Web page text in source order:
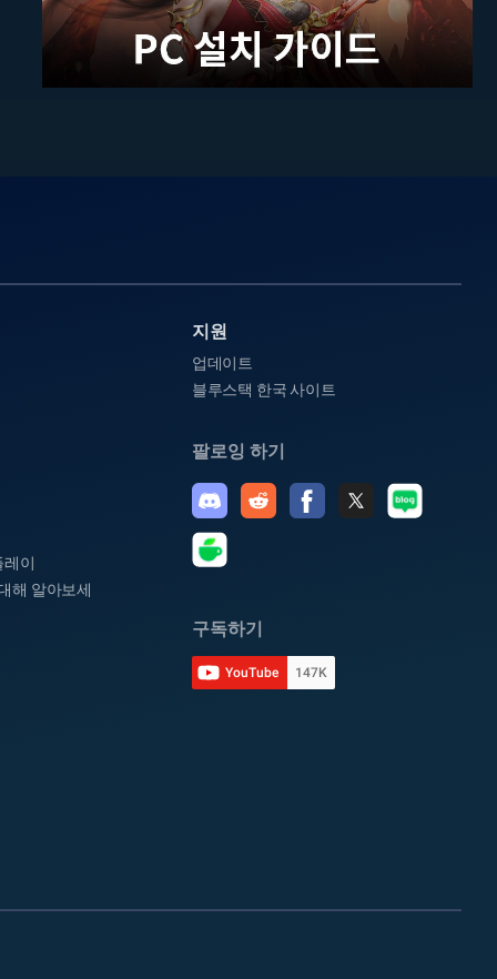
레이
해 알아보세
지원
업데이트
블루스택 한국 사이트
팔로잉 하기
구독하기
YouTube 147K